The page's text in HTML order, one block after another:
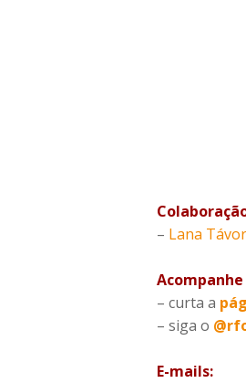
– Lana
– curta a
– siga o
E-mails: